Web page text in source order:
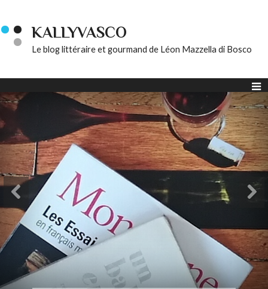
KALLYVASCO
Le blog littéraire et gourmand de Léon Mazzella di Bosco